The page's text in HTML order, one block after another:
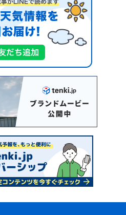
田尻町
太子町
千早赤阪村